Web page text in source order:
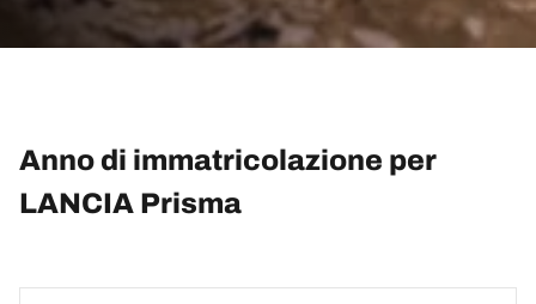
Anno di immatricolazione per
LANCIA Prisma